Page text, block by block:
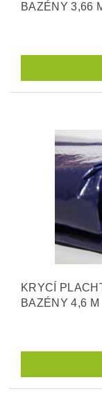
BAZÉNY 3,66
KRYCÍ
BAZÉNY 4,6 M